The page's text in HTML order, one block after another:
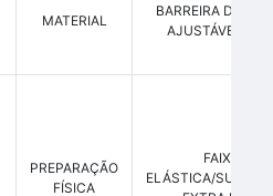
MATERIAL
BARREIRA DE
AJUSTÁVEL -
PREPARAÇÃO
FÍSICA
FAIXA
ELÁSTICA/